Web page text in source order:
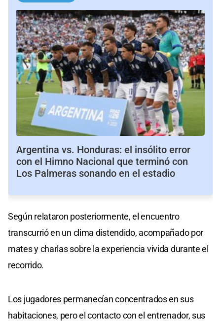
Argentina vs. Honduras: el insólito error
con el Himno Nacional que terminó con
Los Palmeras sonando en el estadio
Según relataron posteriormente, el encuentro
transcurrió en un clima distendido, acompañado por
mates y charlas sobre la experiencia vivida durante el
recorrido.
Los jugadores permanecían concentrados en sus
habitaciones, pero el contacto con el entrenador, sus